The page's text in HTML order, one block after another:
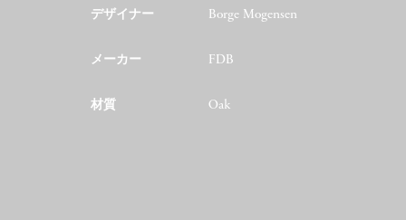
デザイナー Borge Mogensen
メーカー FDB
材質 Oak